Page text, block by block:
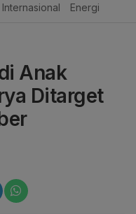
Internasional Energi
Anak
Ditarget